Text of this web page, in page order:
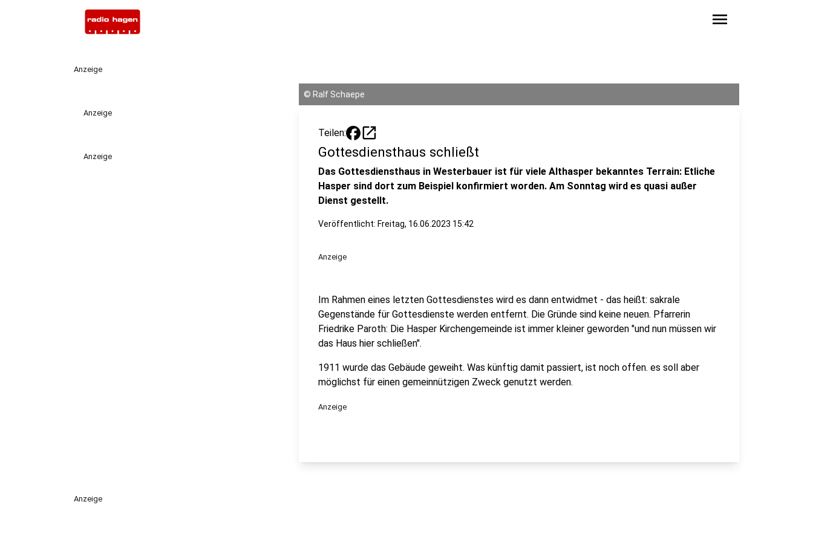
menu
Anzeige
Anzeige
Anzeige
© Ralf Schaepe
Teilen: open_in_new
Gottesdiensthaus schließt
Das Gottesdiensthaus in Westerbauer ist für viele Althasper bekanntes Terrain: Etliche
Hasper sind dort zum Beispiel konfirmiert worden. Am Sonntag wird es quasi außer
Dienst gestellt.
Veröffentlicht: Freitag, 16.06.2023 15:42
Anzeige
Im Rahmen eines letzten Gottesdienstes wird es dann entwidmet - das heißt: sakrale
Gegenstände für Gottesdienste werden entfernt. Die Gründe sind keine neuen. Pfarrerin
Friedrike Paroth: Die Hasper Kirchengemeinde ist immer kleiner geworden "und nun müssen wir
das Haus hier schließen".
1911 wurde das Gebäude geweiht. Was künftig damit passiert, ist noch offen. es soll aber
möglichst für einen gemeinnützigen Zweck genutzt werden.
Anzeige
Anzeige